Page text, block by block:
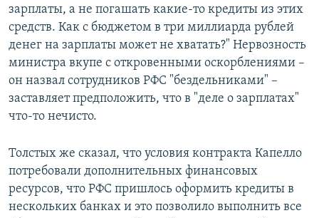
зарплаты, а не погашать какие-то кредиты из этих
средств. Как с бюджетом в три миллиарда рублей
денег на зарплаты может не хватать?" Нервозность
министра вкупе с откровенными оскорблениями –
он назвал сотрудников РФС "бездельниками" –
заставляет предположить, что в "деле о зарплатах"
что-то нечисто.
Толстых же сказал, что условия контракта Капелло
потребовали дополнительных финансовых
ресурсов, что РФС пришлось оформить кредиты в
нескольких банках и это позволило выполнить все